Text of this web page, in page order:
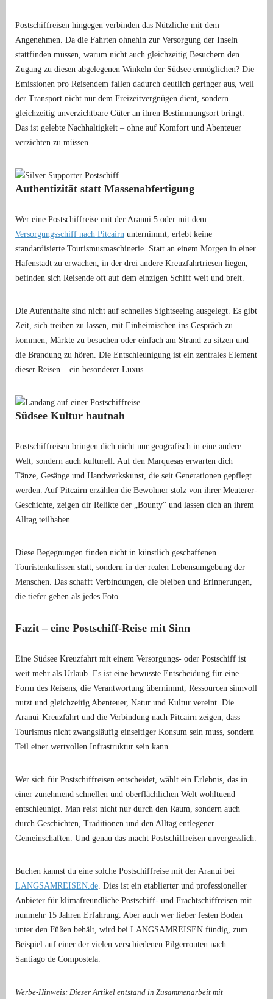
Postschiffreisen hingegen verbinden das Nützliche mit dem
Angenehmen. Da die Fahrten ohnehin zur Versorgung der Inseln
stattfinden müssen, warum nicht auch gleichzeitig Besuchern den
Zugang zu diesen abgelegenen Winkeln der Südsee ermöglichen? Die
Emissionen pro Reisendem fallen dadurch deutlich geringer aus, weil
der Transport nicht nur dem Freizeitvergnügen dient, sondern
gleichzeitig unverzichtbare Güter an ihren Bestimmungsort bringt.
Das ist gelebte Nachhaltigkeit – ohne auf Komfort und Abenteuer
verzichten zu müssen.
Authentizität statt Massenabfertigung
Wer eine Postschiffreise mit der Aranui 5 oder mit dem
Versorgungsschiff nach Pitcairn unternimmt, erlebt keine
standardisierte Tourismusmaschinerie. Statt an einem Morgen in einer
Hafenstadt zu erwachen, in der drei andere Kreuzfahrtriesen liegen,
befinden sich Reisende oft auf dem einzigen Schiff weit und breit.
Die Aufenthalte sind nicht auf schnelles Sightseeing ausgelegt. Es gibt
Zeit, sich treiben zu lassen, mit Einheimischen ins Gespräch zu
kommen, Märkte zu besuchen oder einfach am Strand zu sitzen und
die Brandung zu hören. Die Entschleunigung ist ein zentrales Element
dieser Reisen – ein besonderer Luxus.
Südsee Kultur hautnah
Postschiffreisen bringen dich nicht nur geografisch in eine andere
Welt, sondern auch kulturell. Auf den Marquesas erwarten dich
Tänze, Gesänge und Handwerkskunst, die seit Generationen gepflegt
werden. Auf Pitcairn erzählen die Bewohner stolz von ihrer Meuterer-
Geschichte, zeigen dir Relikte der „Bounty“ und lassen dich an ihrem
Alltag teilhaben.
Diese Begegnungen finden nicht in künstlich geschaffenen
Touristenkulissen statt, sondern in der realen Lebensumgebung der
Menschen. Das schafft Verbindungen, die bleiben und Erinnerungen,
die tiefer gehen als jedes Foto.
Fazit – eine Postschiff-Reise mit Sinn
Eine Südsee Kreuzfahrt mit einem Versorgungs- oder Postschiff ist
weit mehr als Urlaub. Es ist eine bewusste Entscheidung für eine
Form des Reisens, die Verantwortung übernimmt, Ressourcen sinnvoll
nutzt und gleichzeitig Abenteuer, Natur und Kultur vereint. Die
Aranui-Kreuzfahrt und die Verbindung nach Pitcairn zeigen, dass
Tourismus nicht zwangsläufig einseitiger Konsum sein muss, sondern
Teil einer wertvollen Infrastruktur sein kann.
Wer sich für Postschiffreisen entscheidet, wählt ein Erlebnis, das in
einer zunehmend schnellen und oberflächlichen Welt wohltuend
entschleunigt. Man reist nicht nur durch den Raum, sondern auch
durch Geschichten, Traditionen und den Alltag entlegener
Gemeinschaften. Und genau das macht Postschiffreisen unvergesslich.
Buchen kannst du eine solche Postschiffreise mit der Aranui bei
LANGSAMREISEN.de . Dies ist ein etablierter und professioneller
Anbieter für klimafreundliche Postschiff- und Frachtschiffreisen mit
nunmehr 15 Jahren Erfahrung. Aber auch wer lieber festen Boden
unter den Füßen behält, wird bei LANGSAMREISEN fündig, zum
Beispiel auf einer der vielen verschiedenen Pilgerrouten nach
Santiago de Compostela.
Werbe-Hinweis: Dieser Artikel entstand in Zusammenarbeit mit